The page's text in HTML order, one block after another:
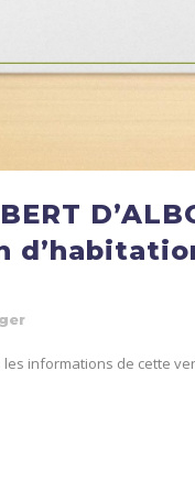
informations de cette